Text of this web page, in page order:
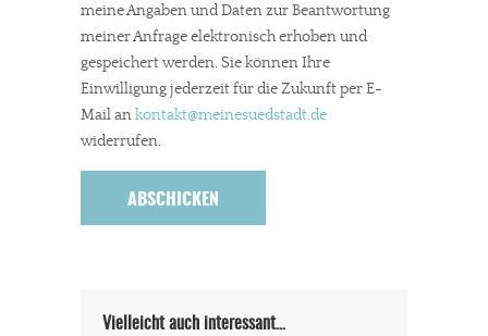
In eigener Sache
Dir gefällt unsere Arbeit?
meinesuedstadt.de finanziert sich durch Partnerprofile und
kannst Du uns mit einer kleinen Spende unterstützen.
meine Angaben und Daten zur Beantwortung
meiner Anfrage elektronisch erhoben und
gespeichert werden. Sie können Ihre
Einwilligung jederzeit für die Zukunft per E-
Mail ankontakt@meinesuedstadt.de
widerrufen.
Vielleicht auch interessant…